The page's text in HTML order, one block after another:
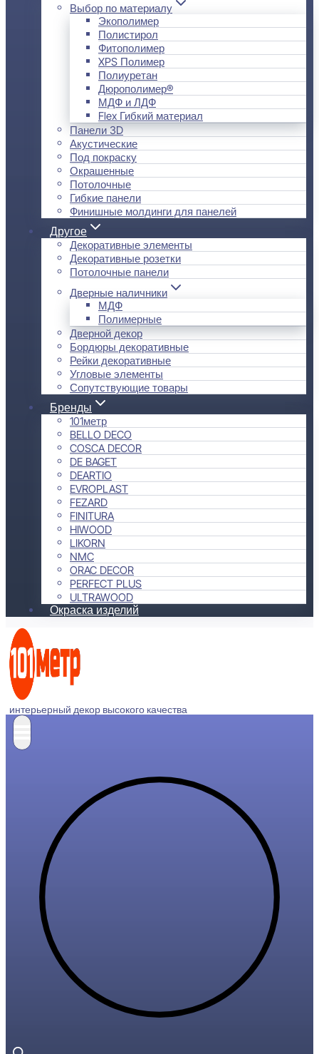
Выбор по материалу
Экополимер
Полистирол
Фитополимер
XPS Полимер
Полиуретан
Дюрополимер®
МДФ и ЛДФ
Flex Гибкий материал
Панели 3D
Акустические
Под покраску
Окрашенные
Потолочные
Гибкие панели
Финишные молдинги для панелей
Другое
Декоративные элементы
Декоративные розетки
Потолочные панели
Дверные наличники
МДФ
Полимерные
Дверной декор
Бордюры декоративные
Рейки декоративные
Угловые элементы
Сопутствующие товары
Бренды
101метр
BELLO DECO
COSCA DECOR
DE BAGET
DEARTIO
EVROPLAST
FEZARD
FINITURA
HIWOOD
LIKORN
NMC
ORAC DECOR
PERFECT PLUS
ULTRAWOOD
Окраска изделий
интерьерный декор высокого качества